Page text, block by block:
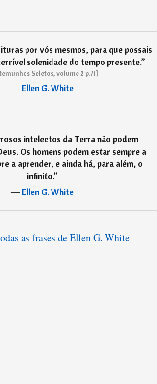
por vós mesmos, para que possais
solenidade do tempo presente.”
Seletos, volume 2 p.71]
―Ellen G. White
intelectos da Terra não podem
Os homens podem estar sempre a
a aprender, e ainda há, para além, o
infinito.”
―Ellen G. White
as frases de Ellen G. White